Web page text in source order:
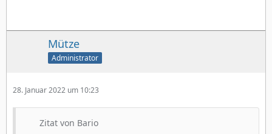
Mütze
Administrator
28. Januar 2022 um 10:23
Zitat von Bario